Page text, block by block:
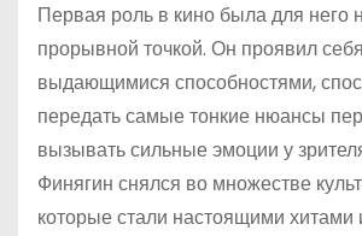
Первая роль в кино была для него
прорывной точкой. Он проявил
выдающимися способностями,
передать самые тонкие нюансы
вызывать сильные эмоции у
Финягин снялся во множестве
которые стали настоящими хитами